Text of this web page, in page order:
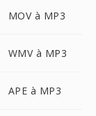
MOV à MP3
WMV à MP3
APE à MP3